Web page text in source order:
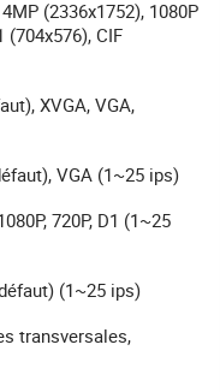
(2336x1752), 1080P
(704x576), CIF
XVGA, VGA,
VGA (1~25 ips)
720P, D1 (1~25
(1~25 ips)
transversales,